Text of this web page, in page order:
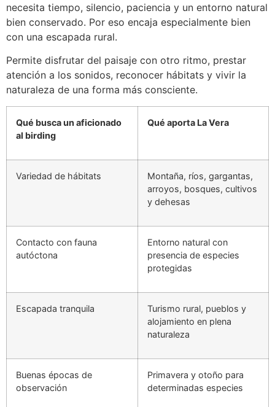
necesita tiempo, silencio, paciencia y un entorno natural
bien conservado. Por eso encaja especialmente bien
con una escapada rural.
Permite disfrutar del paisaje con otro ritmo, prestar
atención a los sonidos, reconocer hábitats y vivir la
naturaleza de una forma más consciente.
Qué busca un aficionado
al birding
Qué aporta La Vera
Variedad de hábitats
Montaña, ríos, gargantas,
arroyos, bosques, cultivos
y dehesas
Contacto con fauna
autóctona
Entorno natural con
presencia de especies
protegidas
Escapada tranquila
Turismo rural, pueblos y
alojamiento en plena
naturaleza
Buenas épocas de
observación
Primavera y otoño para
determinadas especies